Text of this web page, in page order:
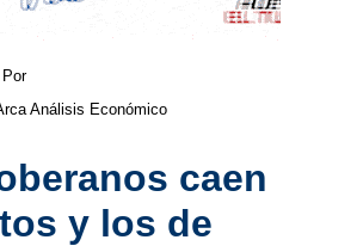
| Por
Análisis Económico
caen
y los de